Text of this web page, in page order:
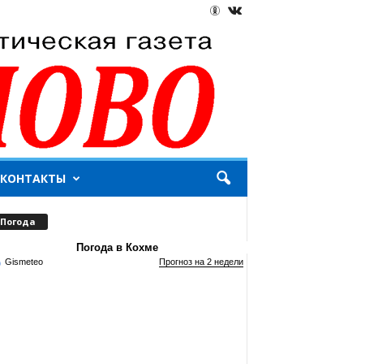
КОНТАКТЫ
Погода
Погода в Кохме
Gismeteo Прогноз на 2 недели